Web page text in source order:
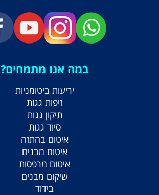
במה אנו מתמחים?
יריעות ביטומניות
זיפות גגות
תיקון גגות
סיוד גגות
איטום בהתזה
איטום מבנים
איטום מרפסות
שיקום מבנים
בידוד